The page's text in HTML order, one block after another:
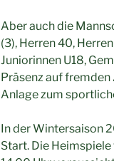
Aber auch die
(3), Herren 40,
Juniorinnen U18,
Präsenz auf fremden
Anlage zum
In der Wintersaison
Start. Die